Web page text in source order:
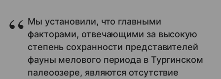
Мы установили, что главными
факторами, отвечающими за высокую
степень сохранности представителей
фауны мелового периода в Тургинском
палеоозере, являются отсутствие